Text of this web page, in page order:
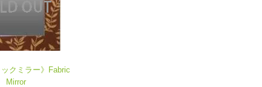
ックミラー》Fabric
Mirror